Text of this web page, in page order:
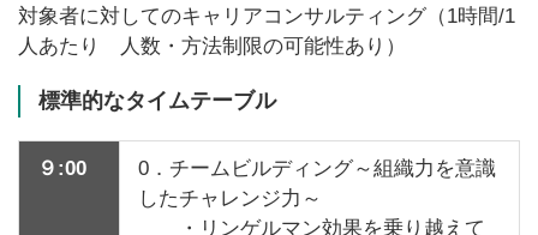
対象者に対してのキャリアコンサルティング（1時間/1
人あたり 人数・方法制限の可能性あり）
標準的なタイムテーブル
９:00
0．チームビルディング～組織力を意識
したチャレンジ力～
・リンゲルマン効果を乗り越えて